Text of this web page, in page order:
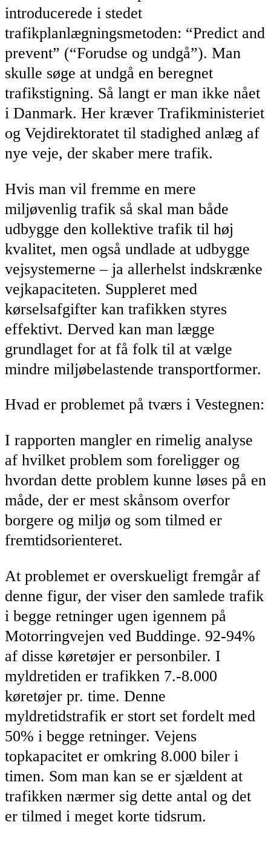
introducerede i stedet
trafikplanlægningsmetoden: “Predict and
prevent” (“Forudse og undgå”). Man
skulle søge at undgå en beregnet
trafikstigning. Så langt er man ikke nået
i Danmark. Her kræver Trafikministeriet
og Vejdirektoratet til stadighed anlæg af
nye veje, der skaber mere trafik.
Hvis man vil fremme en mere
miljøvenlig trafik så skal man både
udbygge den kollektive trafik til høj
kvalitet, men også undlade at udbygge
vejsystemerne – ja allerhelst indskrænke
vejkapaciteten. Suppleret med
kørselsafgifter kan trafikken styres
effektivt. Derved kan man lægge
grundlaget for at få folk til at vælge
mindre miljøbelastende transportformer.
Hvad er problemet på tværs i Vestegnen:
I rapporten mangler en rimelig analyse
af hvilket problem som foreligger og
hvordan dette problem kunne løses på en
måde, der er mest skånsom overfor
borgere og miljø og som tilmed er
fremtidsorienteret.
At problemet er overskueligt fremgår af
denne figur, der viser den samlede trafik
i begge retninger ugen igennem på
Motorringvejen ved Buddinge. 92-94%
af disse køretøjer er personbiler. I
myldretiden er trafikken 7.-8.000
køretøjer pr. time. Denne
myldretidstrafik er stort set fordelt med
50% i begge retninger. Vejens
topkapacitet er omkring 8.000 biler i
timen. Som man kan se er sjældent at
trafikken nærmer sig dette antal og det
er tilmed i meget korte tidsrum.